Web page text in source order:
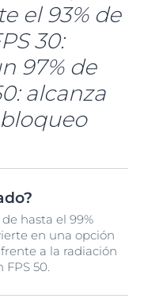
el 93% de
30:
97% de
alcanza
hasta el 99%
en una opción
a la radiación
50.